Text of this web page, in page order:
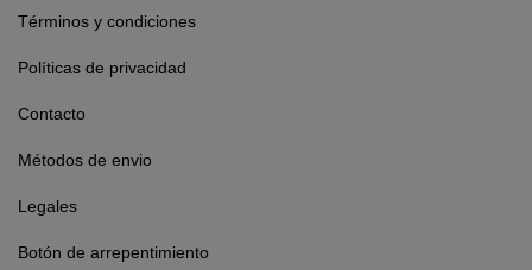
Términos y condiciones
Políticas de privacidad
Contacto
Métodos de envio
Legales
Botón de arrepentimiento